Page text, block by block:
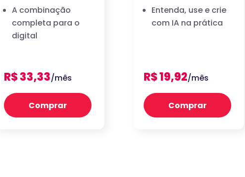
A combinação
completa para o
digital
R$ 33,33/mês
Comprar
Entenda, use e crie
com IA na prática
R$ 19,92/mês
Comprar